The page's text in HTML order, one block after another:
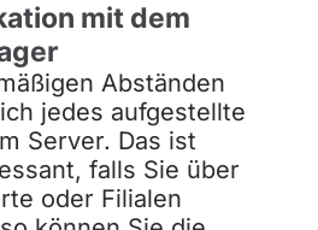
mit dem
Abständen
jedes aufgestellte
Server. Das ist
falls Sie über
oder Filialen